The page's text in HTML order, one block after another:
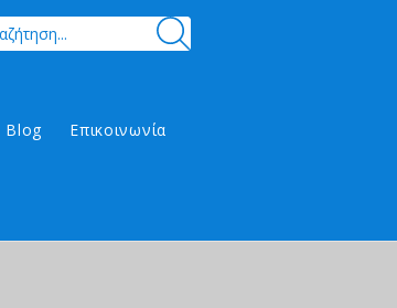
Blog Επικοινωνία